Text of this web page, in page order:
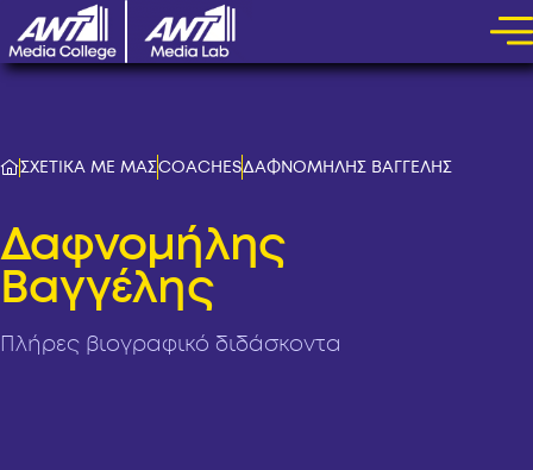
ΣΧΕΤΙΚΑ ΜΕ ΜΑΣCOACHESΔΑΦΝΟΜΗΛΗΣ ΒΑΓΓΕΛΗΣ
Δαφνομήλης
Βαγγέλης
Πλήρες βιογραφικό διδάσκοντα